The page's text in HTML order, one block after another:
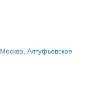
Москва, Алтуфьевское